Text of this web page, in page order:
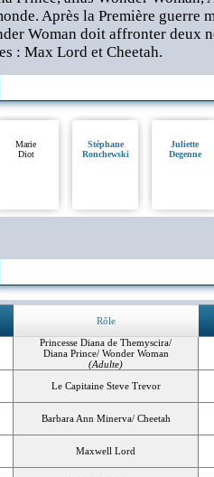
Après la Première guerre
Woman doit affronter deux
: Max Lord et Cheetah.
Marie
Diot
Stéphane
Ronchewski
Juliette
Degenne
Rôle
Princesse Diana de Themyscira/
Diana Prince/ Wonder Woman
(Adulte)
Le Capitaine Steve Trevor
Barbara Ann Minerva/ Cheetah
Maxwell Lord